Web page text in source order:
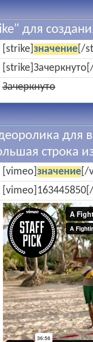
для
[strike] значение[/
Зачеркнуто
для
[vimeo] значение[/